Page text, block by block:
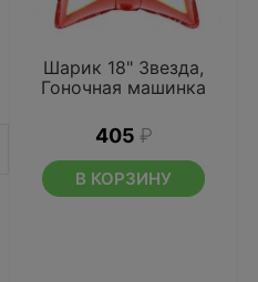
Шарик 18" Звезда,
Гоночная машинка
405 ₽
В КОРЗИНУ